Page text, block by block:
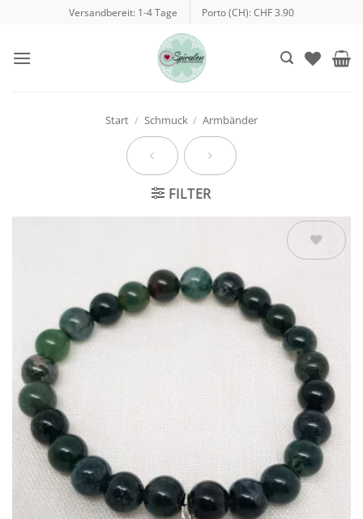
springen
Versandbereit: 1-4 Tage Porto (CH): CHF 3.90
Start / Schmuck / Armbänder
FILTER